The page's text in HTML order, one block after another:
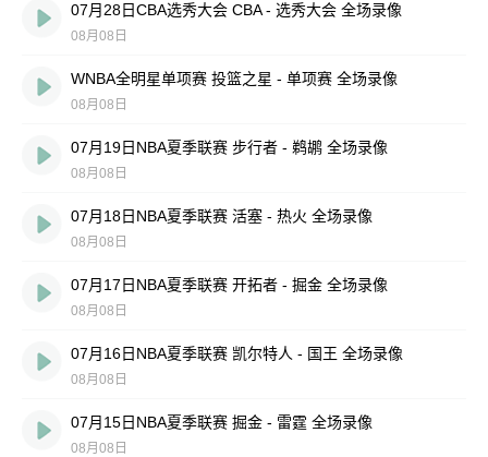
07月28日CBA选秀大会 CBA - 选秀大会 全场录像
08月08日
WNBA全明星单项赛 投篮之星 - 单项赛 全场录像
08月08日
07月19日NBA夏季联赛 步行者 - 鹈鹕 全场录像
08月08日
07月18日NBA夏季联赛 活塞 - 热火 全场录像
08月08日
07月17日NBA夏季联赛 开拓者 - 掘金 全场录像
08月08日
07月16日NBA夏季联赛 凯尔特人 - 国王 全场录像
08月08日
07月15日NBA夏季联赛 掘金 - 雷霆 全场录像
08月08日